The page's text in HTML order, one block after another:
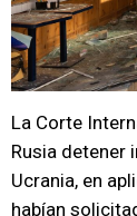
La Corte
Rusia detener
Ucrania, en
habían